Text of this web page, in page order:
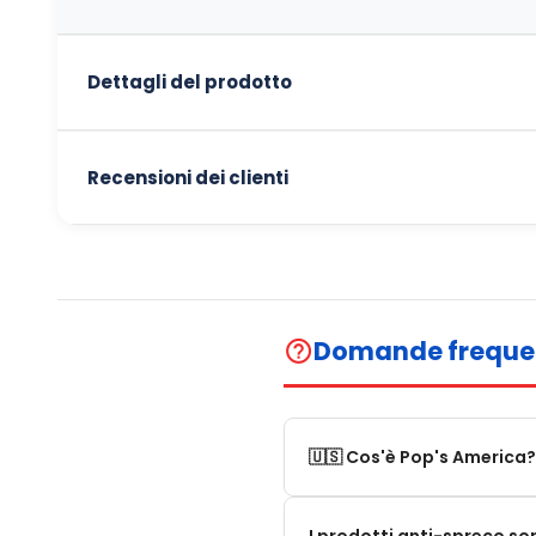
Dettagli del prodotto
Recensioni dei clienti
help_outlineDomande
🇺🇸 Cos'è Pop's America?